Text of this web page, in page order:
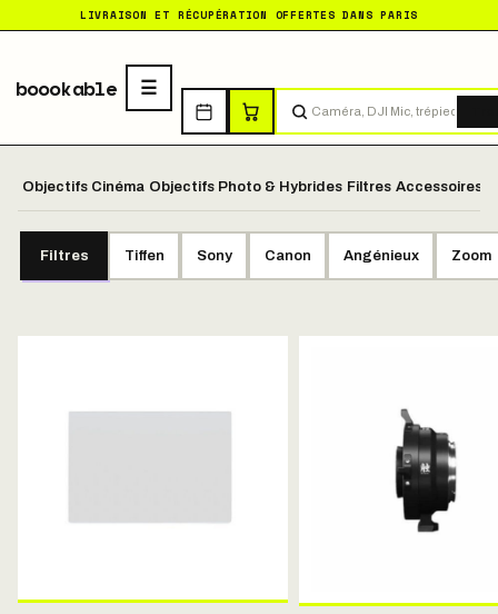
LIVRAISON ET RÉCUPÉRATION OFFERTES DANS PARIS
boookable
Objectifs Cinéma Objectifs Photo & Hybrides Filtres Accessoires
Filtres Tiffen Sony Canon Angénieux Zoom